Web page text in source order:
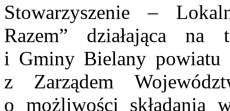
Stowarzyszenie –
Razem” działająca na
i Gminy Bielany powiatu
z Zarządem
o możliwości składania